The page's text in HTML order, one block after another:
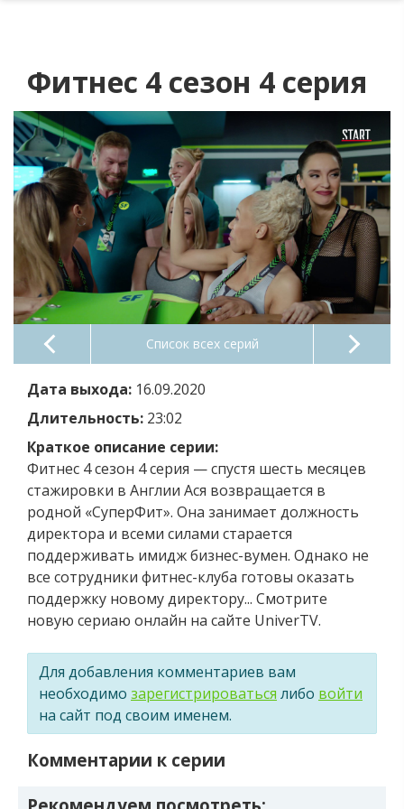
Фитнес 4 сезон 4 серия
Список всех серий
Дата выхода: 16.09.2020
Длительность: 23:02
Краткое описание серии:
Фитнес 4 сезон 4 серия — спустя шесть месяцев
стажировки в Англии Ася возвращается в
родной «СуперФит». Она занимает должность
директора и всеми силами старается
поддерживать имидж бизнес-вумен. Однако не
все сотрудники фитнес-клуба готовы оказать
поддержку новому директору... Смотрите
новую сериаю онлайн на сайте UniverTV.
Для добавления комментариев вам
необходимо зарегистрироваться либо войти
на сайт под своим именем.
Комментарии к серии